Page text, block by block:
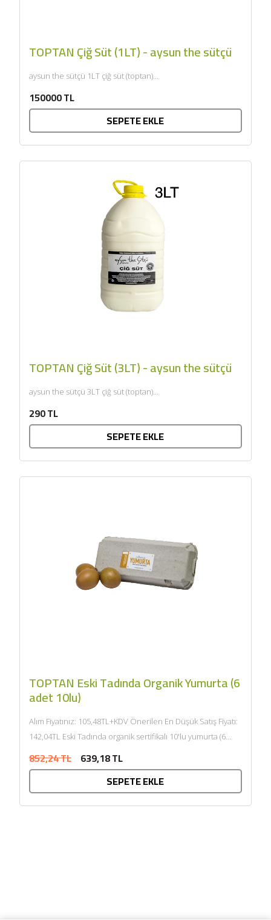
TOPTAN Çiğ Süt (1LT) - aysun the sütçü
aysun the sütçü 1LT çiğ süt (toptan)...
150000 TL
SEPETE EKLE
TOPTAN Çiğ Süt (3LT) - aysun the sütçü
aysun the sütçü 3LT çiğ süt (toptan)...
290 TL
SEPETE EKLE
TOPTAN Eski Tadında Organik Yumurta (6
adet 10lu)
Alım Fiyatınız: 105,48TL+KDV Önerilen En Düşük Satış Fiyatı:
142,04TL Eski Tadında organik sertifikalı 10'lu yumurta (6
852,24 TL 639,18 TL
SEPETE EKLE